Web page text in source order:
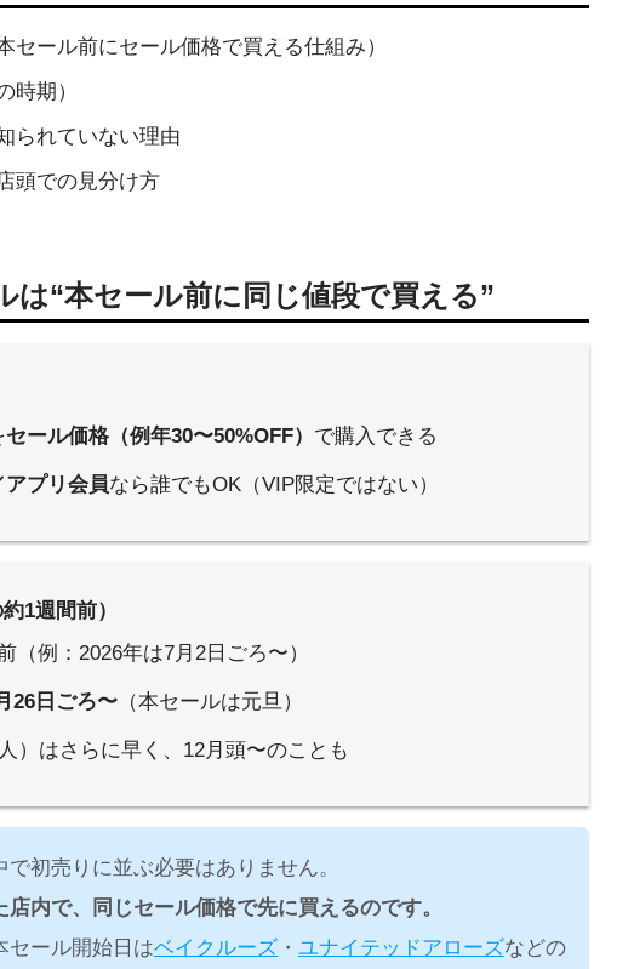
セール前にセール価格で買える仕組み）
時期）
られていない理由
頭での見分け方
は“本セール前に同じ値段で買える”
セール価格（例年30〜50%OFF） で購入できる
プリ会員なら誰でもOK（VIP限定ではない）
1週間前）
（例：2026年は7月2日ごろ〜）
26日ごろ〜（本セールは元旦）
）はさらに早く、12月頭〜のことも
初売りに並ぶ必要はありません。
内で、同じセール価格で先に買えるのです。
セール開始日はベイクルーズ ・ ユナイテッドアローズなどの